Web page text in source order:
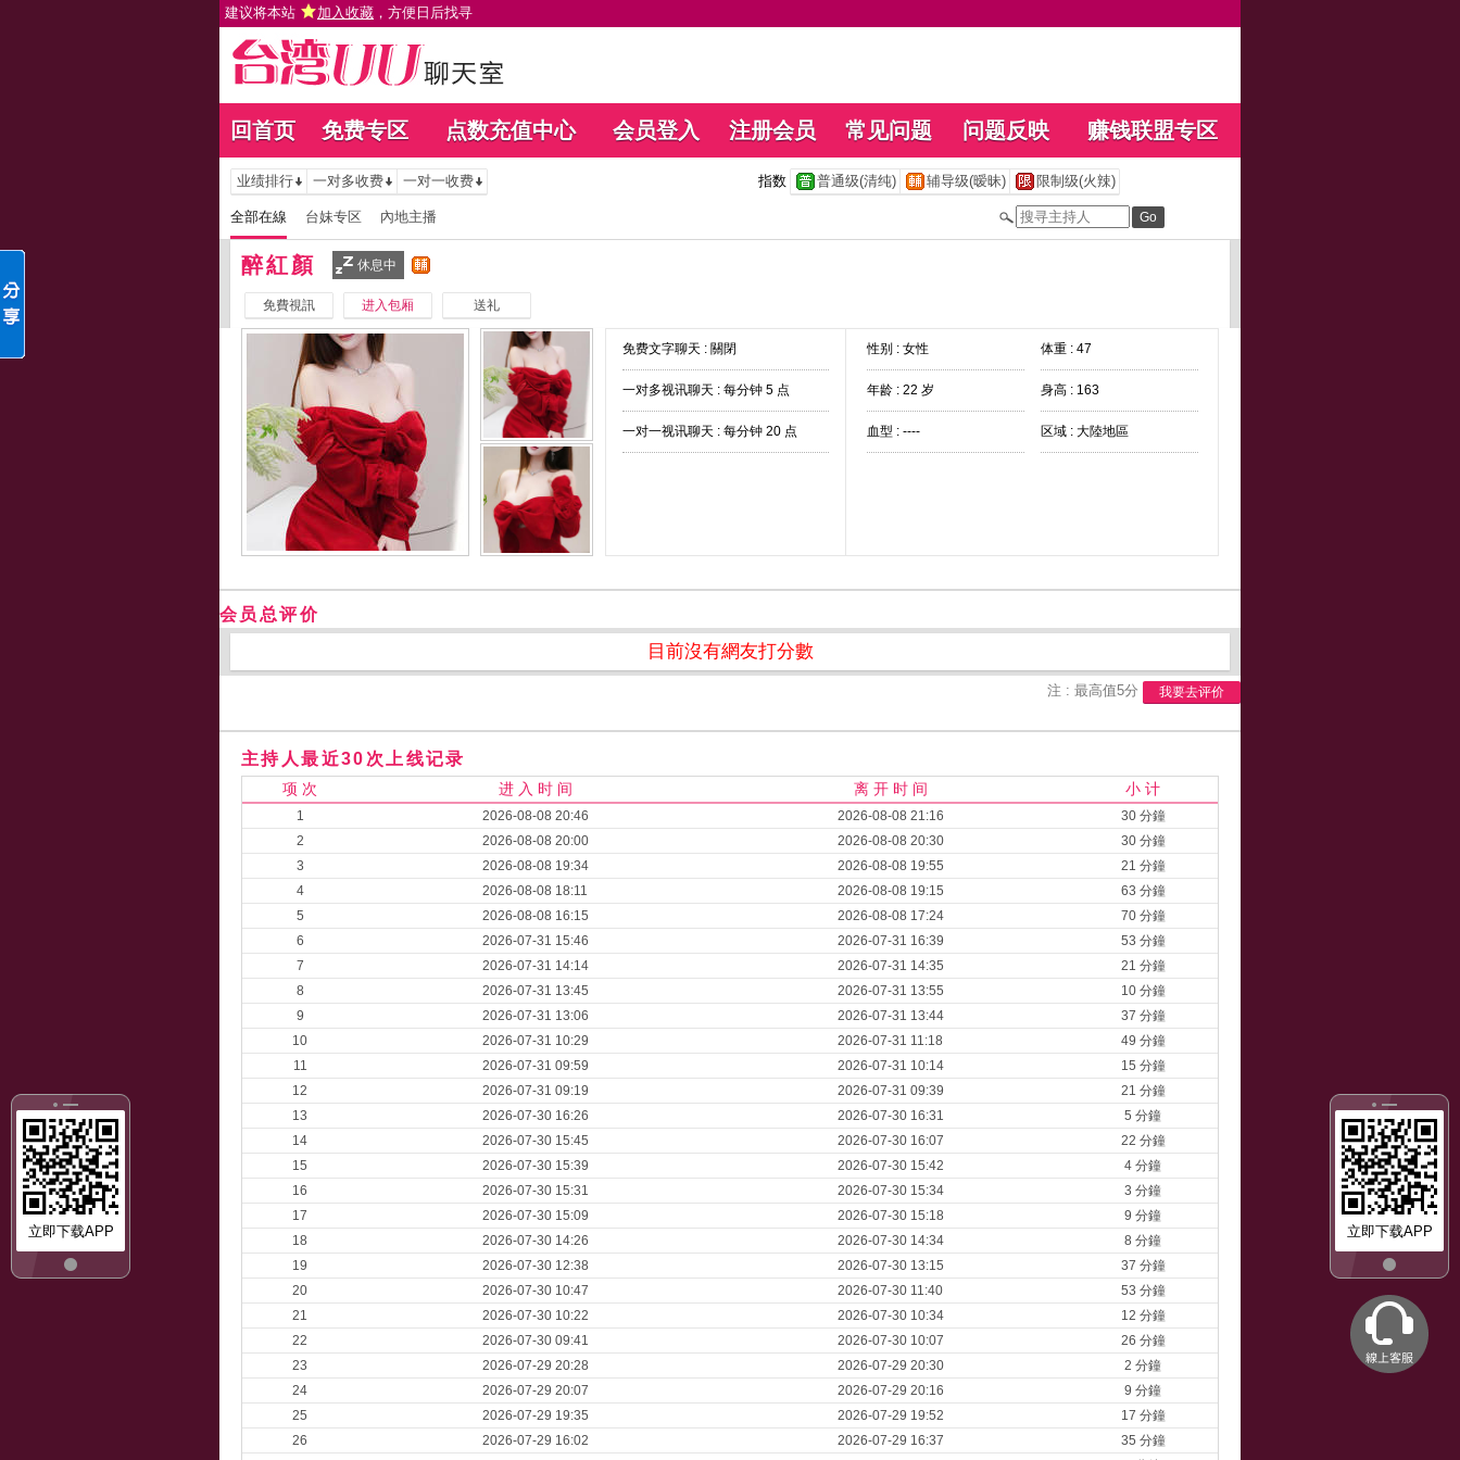
建议将本站 加入收藏 ，方便日后找寻
回首页 免费专区 点数充值中心 会员登入 注册会员 常见问题 问题反映 赚钱联盟专区
立即下载APP
立即下载APP
业绩排行 一对多收费 一对一收费 指数 普通级(清纯) 辅导级(暧昧) 限制级(火辣)
全部在線 台妹专区 內地主播
醉紅顏 休息中
免費視訊 进入包厢 送礼
免费文字聊天 : 關閉
一对多视讯聊天 : 每分钟 5 点
一对一视讯聊天 : 每分钟 20 点
性别 : 女性 体重 : 47
年龄 : 22 岁 身高 : 163
血型 : ---- 区域 : 大陸地區
会员总评价
目前沒有網友打分數
注 : 最高值5分 我要去评价
主持人最近30次上线记录
项 次 进 入 时 间 离 开 时 间 小 计
1 2026-08-08 20:46 2026-08-08 21:16
30 分鐘
2
2026-08-08 20:00 2026-08-08 20:30
30 分鐘
3
2026-08-08 19:34 2026-08-08 19:55
21 分鐘
4
2026-08-08 18:11 2026-08-08 19:15
63 分鐘
5
2026-08-08 16:15 2026-08-08 17:24
70 分鐘
6
2026-07-31 15:46 2026-07-31 16:39
53 分鐘
7
2026-07-31 14:14 2026-07-31 14:35
21 分鐘
8
2026-07-31 13:45 2026-07-31 13:55
10 分鐘
9
2026-07-31 13:06 2026-07-31 13:44
37 分鐘
10
2026-07-31 10:29 2026-07-31 11:18
49 分鐘
11
2026-07-31 09:59 2026-07-31 10:14
15 分鐘
12
2026-07-31 09:19 2026-07-31 09:39
21 分鐘
13
2026-07-30 16:26 2026-07-30 16:31
5 分鐘
14
2026-07-30 15:45 2026-07-30 16:07
22 分鐘
15
2026-07-30 15:39 2026-07-30 15:42
4 分鐘
16
2026-07-30 15:31 2026-07-30 15:34
3 分鐘
17
2026-07-30 15:09 2026-07-30 15:18
9 分鐘
18
2026-07-30 14:26 2026-07-30 14:34
8 分鐘
19
2026-07-30 12:38 2026-07-30 13:15
37 分鐘
20
2026-07-30 10:47 2026-07-30 11:40
53 分鐘
21
2026-07-30 10:22 2026-07-30 10:34
12 分鐘
22
2026-07-30 09:41 2026-07-30 10:07
26 分鐘
23
2026-07-29 20:28 2026-07-29 20:30
2 分鐘
24
2026-07-29 20:07 2026-07-29 20:16
9 分鐘
25
2026-07-29 19:35 2026-07-29 19:52
17 分鐘
26
2026-07-29 16:02 2026-07-29 16:37
35 分鐘